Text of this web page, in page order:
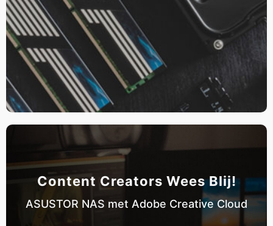
Content Creators Wees Blij!
ASUSTOR NAS met Adobe Creative Cloud